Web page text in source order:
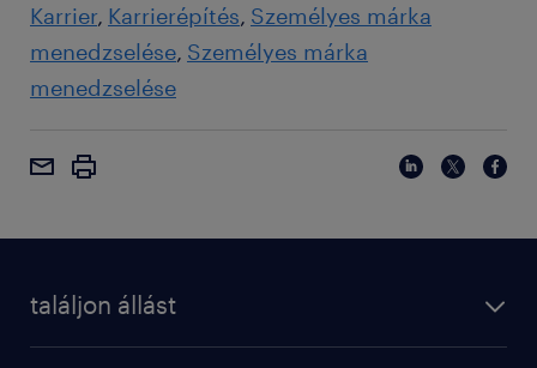
Karrier Karrierépítés Személyes márka
menedzselése Személyes márka
menedzselése
találjon állást